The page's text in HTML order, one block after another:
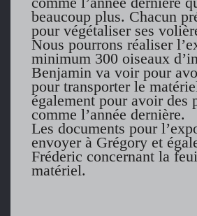
beaucoup plus. Chacun
pour végétaliser ses
Nous pourrons réaliser
minimum 300 oiseaux
Benjamin va voir pour
pour transporter le
également pour avoir des
comme l’année dernière.
Les documents pour
envoyer à Grégory et
Fréderic concernant la
matériel.